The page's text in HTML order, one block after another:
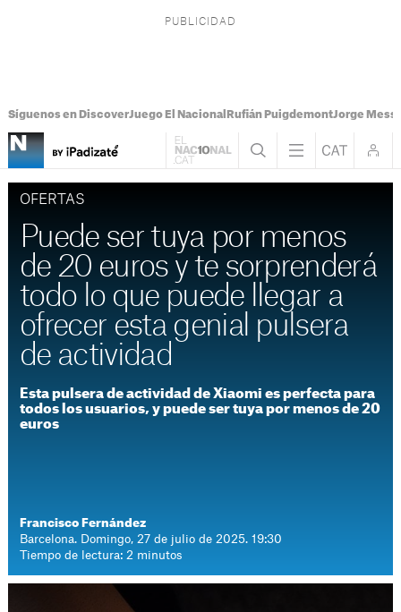
Síguenos en DiscoverJuego El Nacional Rufián PuigdemontJorge Messi
OFERTAS
Puede ser tuya por menos
de 20 euros y te sorprenderá
todo lo que puede llegar a
ofrecer esta genial pulsera
de actividad
Esta pulsera de actividad de Xiaomi es perfecta para
todos los usuarios, y puede ser tuya por menos de 20
euros
Francisco Fernández
Barcelona. Domingo, 27 de julio de 2025. 19:30
Tiempo de lectura: 2 minutos